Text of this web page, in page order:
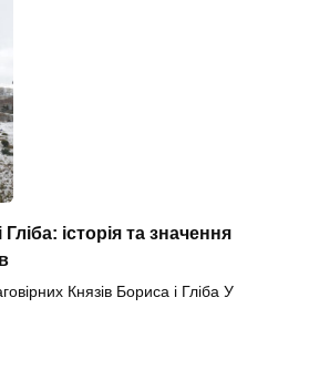
історія та значення
Князів Бориса і Гліба У